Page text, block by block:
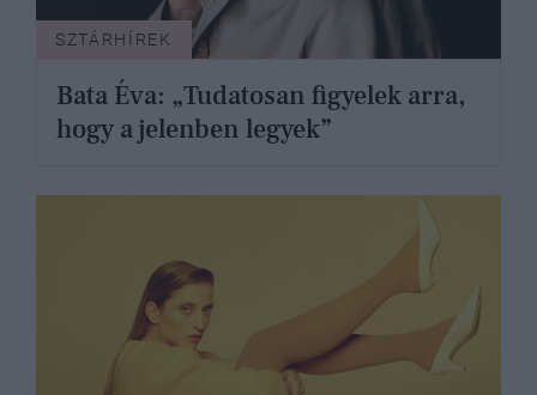
SZTÁRHÍREK
Bata Éva: „Tudatosan figyelek arra,
hogy a jelenben legyek”